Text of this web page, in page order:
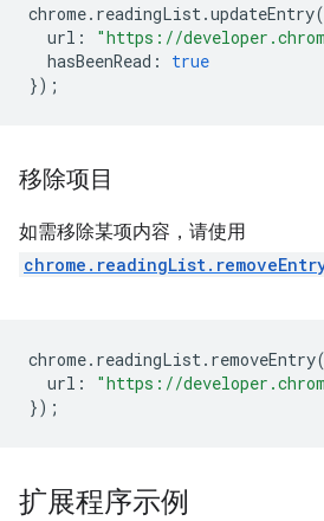
chrome. readingList .updateEntry
url : "https://
hasBeenRead :
true
});
移除项目
如需移除某项内容，请使用
chrome. readingList . removeEntry
url :
"https://
});
扩展程序示例